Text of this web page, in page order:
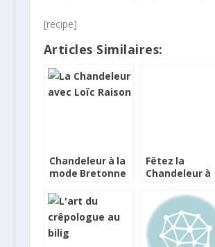
[recipe]
Articles Similaires:
Chandeleur à la
mode Bretonne
Fêtez la
Chandeleur à